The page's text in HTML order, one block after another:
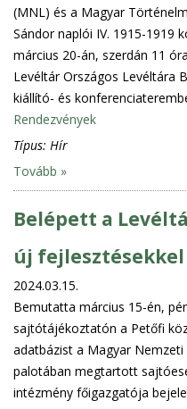
(MNL) és a Magyar
Sándor naplói IV. 1915-1919
március 20-án, szerdán 11
Levéltár Országos Levéltára
kiállító- és
Rendezvények
Típus: Hír
Tovább »
Belépett a
új fejlesztésekkel
2024.03.15.
Bemutatta március 15-én,
sajtótájékoztatón a Petőfi
adatbázist a Magyar
palotában megtartott
intézmény főigazgatója